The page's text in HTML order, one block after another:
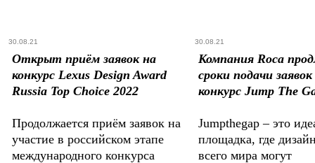
30.08.21
Открыт приём заявок на
конкурс Lexus Design Award
Russia Top Choice 2022
Продолжается приём заявок на
участие в российском этапе
международного конкурса
30.08.21
Компания Roca
сроки подачи
конкурс Jump The
Jumpthegap – это
площадка, где
всего мира могут